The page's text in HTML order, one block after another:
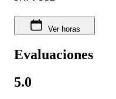
Ver horas
Evaluaciones
5.0